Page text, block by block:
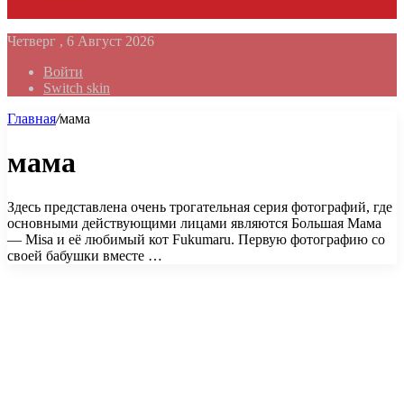
Четверг , 6 Август 2026
Войти
Switch skin
Главная/мама
мама
Здесь представлена очень трогательная серия фотографий, где
основными действующими лицами являются Большая Мама
— Misa и её любимый кот Fukumaru. Первую фотографию со
своей бабушки вместе …